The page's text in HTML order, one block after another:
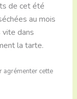
de cet été
au mois
vite dans
la tarte.
agrémenter cette